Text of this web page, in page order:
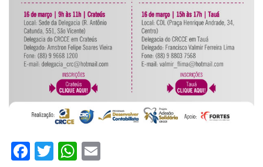
Facebook
TwitterWhatsApp